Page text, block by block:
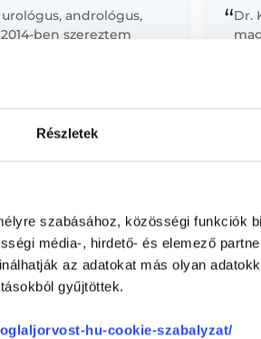
Részletek
szabásához, közösségi funkciók
média-, hirdető- és elemező
az adatokat más olyan
gyűjtöttek.
hu-cookie-szabalyzat/
andrológus,
ben szereztem
“Dr.
orvosi oklevéllel rendelkező orvos, aki
vesz részt. Ezen orvosok által önállóan
felügyeli az egészségügyi szolgáltató
el feladatokat. A foglaljorvost.hu felelősségét